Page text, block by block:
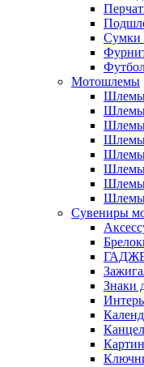
Сумки
Мотошлемы
Шлемы
Сувениры
Знаки